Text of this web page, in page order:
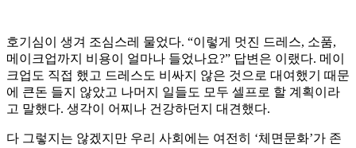
호기심이 생겨 조심스레 물었다. “이렇게 멋진 드레스, 소품,
메이크업까지 비용이 얼마나 들었나요?” 답변은 이랬다. 메이
크업도 직접 했고 드레스도 비싸지 않은 것으로 대여했기 때문
에 큰돈 들지 않았고 나머지 일들도 모두 셀프로 할 계획이라
고 말했다. 생각이 어찌나 건강하던지 대견했다.
다 그렇지는 않겠지만 우리 사회에는 여전히 ‘체면문화’가 존